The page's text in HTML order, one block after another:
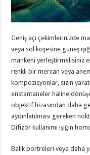
Geniş açı çekimlerinizde
veya sol köşesine güneş
mankeni yerleştirmelisiniz
renkli bir mercan veya
kompozisyonlar, sizin
enstantaneler haline
objektif hizasından daha
aydınlatılması gereken
Difizör kullanımı ışığın
Balık portreleri veya daha